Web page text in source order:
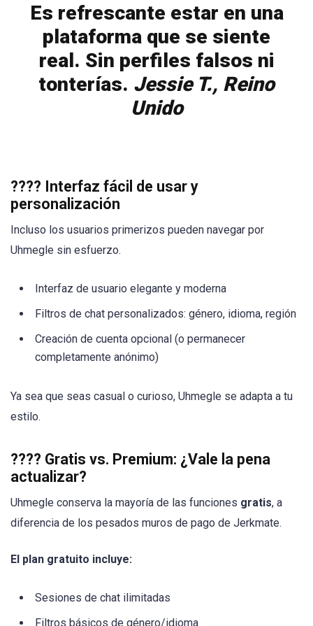
Es refrescante estar en una
plataforma que se siente
real. Sin perfiles falsos ni
tonterías. Jessie T., Reino
Unido
???? Interfaz fácil de usar y
personalización
Incluso los usuarios primerizos pueden navegar por
Uhmegle sin esfuerzo.
Interfaz de usuario elegante y moderna
Filtros de chat personalizados: género, idioma, región
Creación de cuenta opcional (o permanecer
completamente anónimo)
Ya sea que seas casual o curioso, Uhmegle se adapta a tu
estilo.
???? Gratis vs. Premium: ¿Vale la pena
actualizar?
Uhmegle conserva la mayoría de las funciones gratis, a
diferencia de los pesados muros de pago de Jerkmate.
El plan gratuito incluye:
Sesiones de chat ilimitadas
Filtros básicos de género/idioma